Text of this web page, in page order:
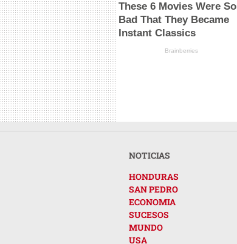
These 6 Movies Were So
Bad That They Became
Instant Classics
Brainberries
NOTICIAS
HONDURAS
SAN PEDRO
ECONOMIA
SUCESOS
MUNDO
USA